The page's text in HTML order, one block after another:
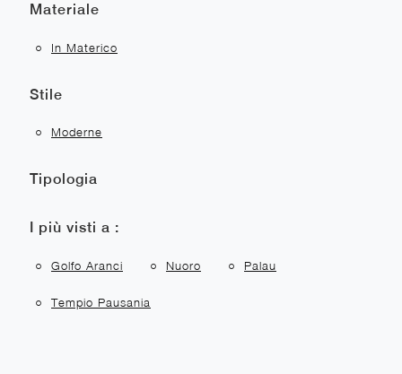
Materiale
In Materico
Stile
Moderne
Tipologia
I più visti a :
Golfo Aranci Nuoro Palau
Tempio Pausania